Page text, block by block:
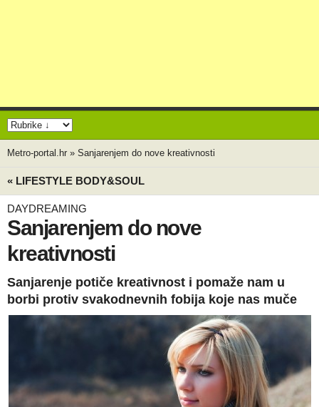
Metro-portal.hr » Sanjarenjem do nove kreativnosti
« LIFESTYLE BODY&SOUL
DAYDREAMING
Sanjarenjem do nove
kreativnosti
Sanjarenje potiče kreativnost i pomaže nam u
borbi protiv svakodnevnih fobija koje nas muče